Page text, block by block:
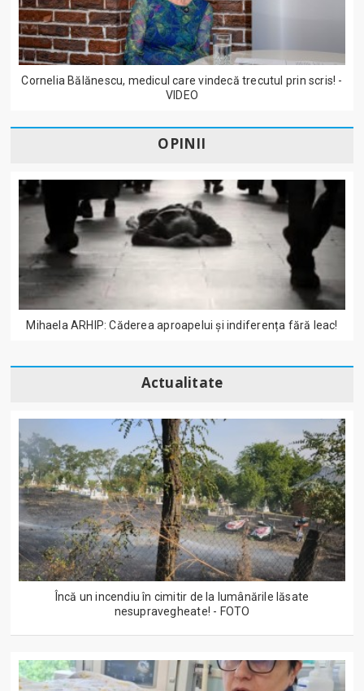
Cornelia Bălănescu, medicul care vindecă trecutul prin scris! -
VIDEO
OPINII
Mihaela ARHIP: Căderea aproapelui și indiferența fără leac!
Actualitate
Încă un incendiu în cimitir de la lumânările lăsate
nesupravegheate! - FOTO